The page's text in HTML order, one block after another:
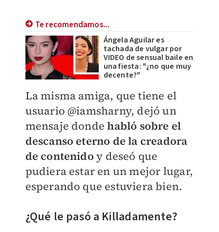
Te recomendamos...
Ángela Aguilar es
tachada de vulgar por
VIDEO de sensual baile en
una fiesta: "¿no que muy
decente?"
La misma amiga, que tiene el
usuario @iamsharny, dejó un
mensaje dondehabló sobre el
descanso eterno de la creadora
de contenidoy deseó que
pudiera estar en un mejor lugar,
esperando que estuviera bien.
¿Qué le pasó a Killadamente?